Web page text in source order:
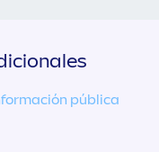
pública